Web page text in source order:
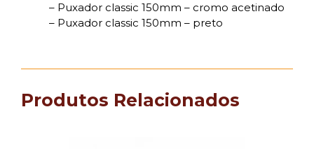
– Puxador classic 150mm – cromo acetinado
– Puxador classic 150mm – preto
Produtos Relacionados